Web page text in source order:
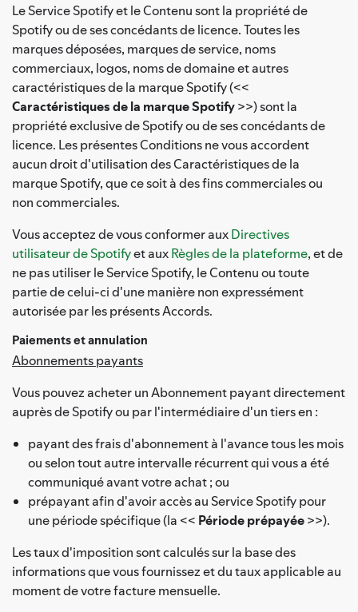
Le Service Spotify et le Contenu sont la propriété de
Spotify ou de ses concédants de licence. Toutes les
marques déposées, marques de service, noms
commerciaux, logos, noms de domaine et autres
caractéristiques de la marque Spotify (<<
Caractéristiques de la marque Spotify>>) sont la
propriété exclusive de Spotify ou de ses concédants de
licence. Les présentes Conditions ne vous accordent
aucun droit d'utilisation des Caractéristiques de la
marque Spotify, que ce soit à des fins commerciales ou
non commerciales.
Vous acceptez de vous conformer auxDirectives
utilisateur de Spotifyet auxRègles de la plateforme, et de
ne pas utiliser le Service Spotify, le Contenu ou toute
partie de celui-ci d'une manière non expressément
autorisée par les présents Accords.
Paiements et annulation
Abonnements payants
Vous pouvez acheter un Abonnement payant directement
auprès de Spotify ou par l'intermédiaire d'un tiers en :
payant des frais d'abonnement à l'avance tous les mois
ou selon tout autre intervalle récurrent qui vous a été
communiqué avant votre achat ; ou
prépayant afin d'avoir accès au Service Spotify pour
une période spécifique (la << Période prépayée>>).
Les taux d'imposition sont calculés sur la base des
informations que vous fournissez et du taux applicable au
moment de votre facture mensuelle.